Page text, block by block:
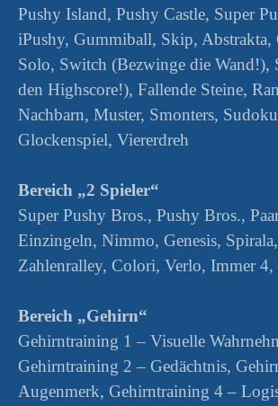
Pushy Island, Pushy Castle, Super
iPushy, Gummiball, Skip, Abstrakta,
Solo, Switch (Bezwinge die Wand!),
den Highscore!), Fallende Steine,
Nachbarn, Muster, Smonters,
Glockenspiel, Viererdreh
Bereich „2 Spieler“
Super Pushy Bros., Pushy Bros.,
Einzingeln, Nimmo, Genesis,
Zahlenralley, Colori, Verlo, Immer 4,
Bereich „Gehirn“
Gehirntraining 1 – Visuelle
Gehirntraining 2 – Gedächtnis,
Augenmerk, Gehirntraining 4 –